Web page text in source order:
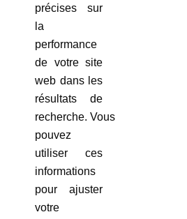
précises sur
la
performance
de votre site
web dans les
résultats de
recherche. Vous
pouvez
utiliser ces
informations
pour ajuster
votre